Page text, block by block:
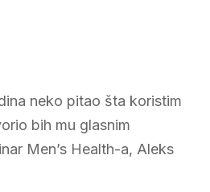
neko pitao šta koristim
bih mu glasnim
Men’s Health-a, Aleks